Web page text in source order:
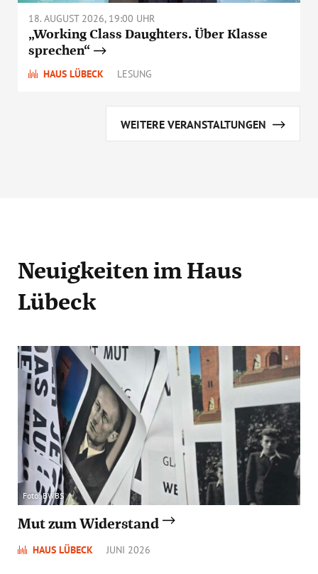
18. AUGUST 2026, 19:00 UHR
„Working Class Daughters. Über Klasse
sprechen“
HAUS LÜBECK LESUNG
WEITERE VERANSTALTUNGEN
Neuigkeitenim Haus
Lübeck
Foto: BWBS
Mut zum Widerstand
HAUS LÜBECK JUNI 2026